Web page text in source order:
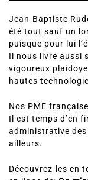
Jean-Baptiste
été tout sauf un
puisque pour lui
Il nous livre aussi
vigoureux
hautes
Nos PME
Il est temps d’en
administrative
ailleurs.
Découvrez-les en